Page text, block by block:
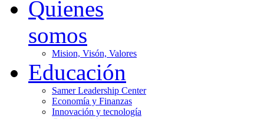
Quienes
somos
Mision, Visón, Valores
Educación
Samer Leadership Center
Economía y Finanzas
Innovación y tecnología